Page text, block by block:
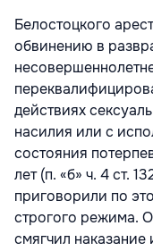
Белостоцкого
обвинению в
действиях
насилия или с
состояния
лет (п. «б» ч. 4 ст.
приговорили по
строгого режима.
смягчил наказание